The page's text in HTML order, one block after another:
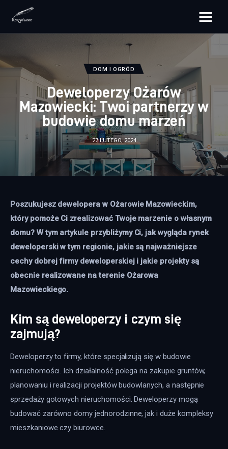
rozpisane.pl
Lifestyle
Zdrowie
Uroda
Dom i ogród
DOM I OGRÓD
Deweloperzy Ożarów
Mazowiecki: Twoi partnerzy w
budowie domu marzeń
27 LUTEGO, 2024
Poszukujesz dewelopera w Ożarowie Mazowieckim,
który pomoże Ci zrealizować Twoje marzenie o własnym
domu? W tym artykule przybliżymy Ci, jak wygląda rynek
deweloperski w tym regionie, jakie są najważniejsze
cechy dobrej firmy deweloperskiej i jakie projekty są
obecnie realizowane na terenie Ożarowa
Mazowieckiego.
Kim są deweloperzy i czym się
zajmują?
Deweloperzy to firmy, które specjalizują się w budowie
nieruchomości. Ich działalność polega na zakupie gruntów,
planowaniu i realizacji projektów budowlanych, a następnie
sprzedaży gotowych nieruchomości. Deweloperzy mogą
budować zarówno domy jednorodzinne, jak i duże kompleksy
mieszkaniowe czy biurowce.